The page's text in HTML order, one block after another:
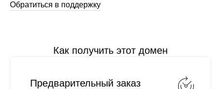
Обратиться в поддержку
Как получить этот домен
Предварительный заказ